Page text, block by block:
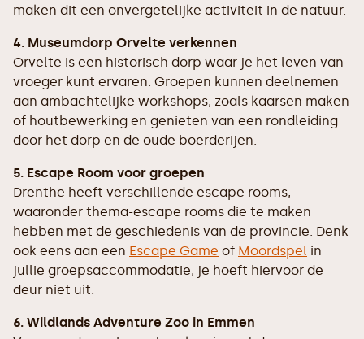
maken dit een onvergetelijke activiteit in de natuur.
4. Museumdorp Orvelte verkennen
Orvelte is een historisch dorp waar je het leven van
vroeger kunt ervaren. Groepen kunnen deelnemen
aan ambachtelijke workshops, zoals kaarsen maken
of houtbewerking en genieten van een rondleiding
door het dorp en de oude boerderijen.
5. Escape Room voor groepen
Drenthe heeft verschillende escape rooms,
waaronder thema-escape rooms die te maken
hebben met de geschiedenis van de provincie. Denk
ook eens aan een Escape Game of Moordspel in
jullie groepsaccommodatie, je hoeft hiervoor de
deur niet uit.
6. Wildlands Adventure Zoo in Emmen